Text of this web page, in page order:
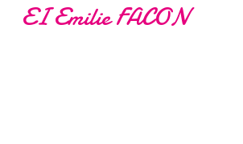
EI Emilie FACON